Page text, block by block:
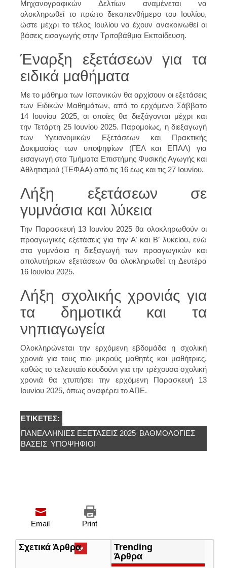
Μηχανογραφικών Δελτίων αναμένεται να
ολοκληρωθεί το πρώτο δεκαπενθήμερο του Ιουλίου,
ώστε μέχρι το τέλος Ιουλίου να έχουν ανακοινωθεί οι
βάσεις εισαγωγής στην Τριτοβάθμια Εκπαίδευση.
Έναρξη εξετάσεων για τα
ειδικά μαθήματα
Με το μάθημα των Ισπανικών θα αρχίσουν οι εξετάσεις
των Ειδικών Μαθημάτων, από το ερχόμενο Σάββατο
14 Ιουνίου 2025, οι οποίες θα διεξάγονται μέχρι και
την Τετάρτη 25 Ιουνίου 2025. Παρομοίως, η διεξαγωγή
των Υγειονομικών Εξετάσεων και Πρακτικής
Δοκιμασίας των υποψηφίων (ΓΕΛ και ΕΠΑΛ) για
εισαγωγή στα Τμήματα Επιστήμης Φυσικής Αγωγής και
Αθλητισμού (ΤΕΦΑΑ) από τις 16 έως και τις 27 Ιουνίου.
Λήξη εξετάσεων σε
γυμνάσια και λύκεια
Την Παρασκευή 13 Ιουνίου 2025 θα ολοκληρωθούν οι
προαγωγικές εξετάσεις για την Α’ και Β’ λυκείου, ενώ
στα γυμνάσια η διεξαγωγή των προαγωγικών και
απολυτήριων εξετάσεων θα ολοκληρωθεί τη Δευτέρα
16 Ιουνίου 2025.
Λήξη σχολικής χρονιάς για
τα δημοτικά και τα
νηπιαγωγεία
Ολοκληρώνεται την ερχόμενη εβδομάδα η σχολική
χρονιά για τους πιο μικρούς μαθητές και μαθήτριες,
καθώς το τελευταίο κουδούνι για την τρέχουσα σχολική
χρονιά θα χτυπήσει την ερχόμενη Παρασκευή 13
Ιουνίου 2025, όπως αναφέρει το ΑΠΕ.
ΕΤΙΚΈΤΕΣ:
ΠΑΝΕΛΛΉΝΙΕΣ ΕΞΕΤΆΣΕΙΣ 2025 ΒΑΘΜΟΛΟΓΊΕΣ
ΒΆΣΕΙΣ ΥΠΟΨΉΦΙΟΙ
Print
Email
Σχετικά Άρθρα(ενεργή
καρτέλα)
Trending
Άρθρα